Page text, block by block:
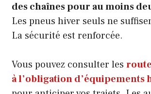
des chaînes pour au moins
Les pneus hiver seuls ne
La sécurité est renforcée.
Vous pouvez consulter les
à l’obligation d’équipements